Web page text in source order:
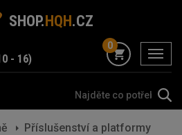
SHOP.HQH.CZ
- 16) menu
0
Příslušenství a platformy